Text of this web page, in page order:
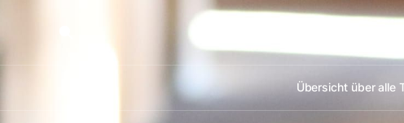
Übersicht über alle